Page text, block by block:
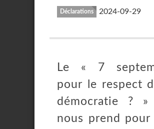
Déclarations 2024-09-29
Le « 7
pour le respect
démocratie ? »
nous prend pour